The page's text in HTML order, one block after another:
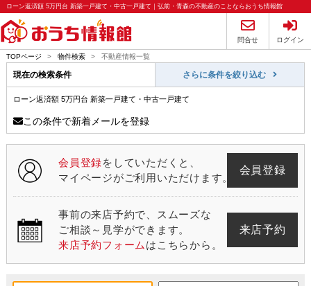
ローン返済額 5万円台 新築一戸建て・中古一戸建て｜弘前・青森の不動産のことならおうち情報館
問合せ ログイン
TOPページ > 物件検索 > 不動産情報一覧
現在の検索条件 さらに条件を絞り込む
ローン返済額 5万円台 新築一戸建て・中古一戸建て
この条件で新着メールを登録
会員登録をしていただくと、
マイページがご利用いただけます。
会員登録
事前の来店予約で、スムーズな
ご相談～見学ができます。
来店予約フォーム はこちらから。
来店予約